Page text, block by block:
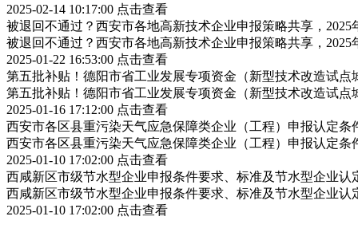
2025-02-14 10:17:00 点击查看
被退回不通过？西安市各地高新技术企业申报策略共享，
被退回不通过？西安市各地高新技术企业申报策略共享，
2025-01-22 16:53:00 点击查看
第五批补贴！德阳市省工业发展专项资金（新型技术改造试点
第五批补贴！德阳市省工业发展专项资金（新型技术改造试点
2025-01-16 17:12:00 点击查看
西安市各区县重污染天气应急保障类企业（工程）申报认定条
西安市各区县重污染天气应急保障类企业（工程）申报认定条
2025-01-10 17:02:00 点击查看
西咸新区市级节水型企业申报条件要求、标准及节水型企业认
西咸新区市级节水型企业申报条件要求、标准及节水型企业认
2025-01-10 17:02:00 点击查看